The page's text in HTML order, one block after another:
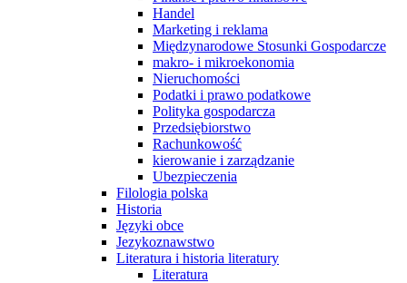
Handel
Marketing i reklama
Międzynarodowe Stosunki Gospodarcze
makro- i mikroekonomia
Nieruchomości
Podatki i prawo podatkowe
Polityka gospodarcza
Przedsiębiorstwo
Rachunkowość
kierowanie i zarządzanie
Ubezpieczenia
Filologia polska
Historia
Języki obce
Jezykoznawstwo
Literatura i historia literatury
Literatura